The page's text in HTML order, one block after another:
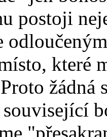
postoji
které
žádná